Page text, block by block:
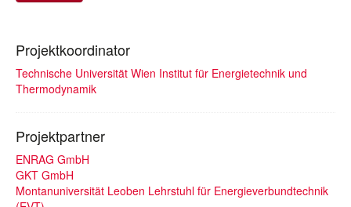
Projektkoordinator
Technische Universität Wien Institut für Energietechnik und
Thermodynamik
Projektpartner
ENRAG GmbH
GKT GmbH
Montanuniversität Leoben Lehrstuhl für Energieverbundtechnik